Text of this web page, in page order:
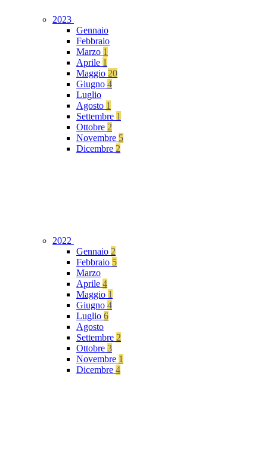
2023
Gennaio
Febbraio
Marzo 1
Aprile 1
Maggio 20
Giugno 4
Luglio
Agosto 1
Settembre 1
Ottobre 2
Novembre 5
Dicembre 2
2022
Gennaio 2
Febbraio 5
Marzo
Aprile 4
Maggio 1
Giugno 4
Luglio 6
Agosto
Settembre 2
Ottobre 3
Novembre 1
Dicembre 4